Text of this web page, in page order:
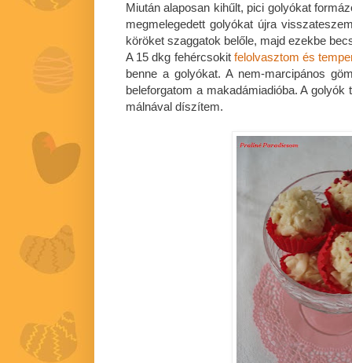
Miután alaposan kihűlt, pici golyókat
megmelegedett golyókat újra
köröket szaggatok belőle, majd ezekbe
A 15 dkg fehércsokit felolvasztom és
benne a golyókat. A nem-marcipános
beleforgatom a makadámiadióba. A
málnával díszítem.